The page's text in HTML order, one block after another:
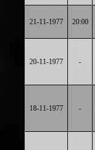
21-11-1977 20:00
20-11-1977 -
18-11-1977 -